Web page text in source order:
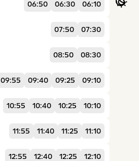
06:10
06:30
06:50
07:30
07:50
08:30
08:50
09:10
09:25
09:40
09:55
10:10
10:25
10:40
10:55
11:10
11:25
11:40
11:55
12:10
12:25
12:40
12:55